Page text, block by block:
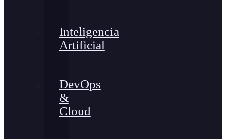
Inteligencia
Artificial
DevOps
&
Cloud